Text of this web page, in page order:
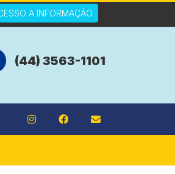
A INFORMAÇÃO
(44) 3563-1101
--> -->